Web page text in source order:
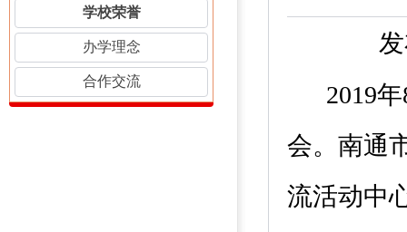
学校荣誉
办学理念
合作交流
2019
会。 南通
流活动中